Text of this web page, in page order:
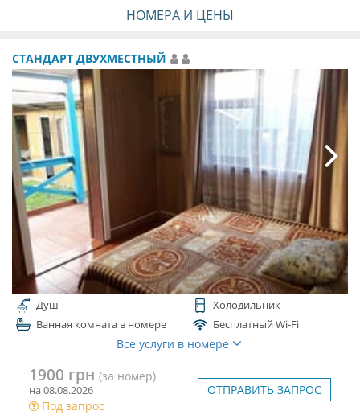
НОМЕРА И ЦЕНЫ
СТАНДАРТ ДВУХМЕСТНЫЙ
Душ
Холодильник
Ванная комната в номере
Бесплатный Wi-Fi
Все услуги в номере
1900 грн (за номер)
на 08.08.2026
Под запрос
ОТПРАВИТЬ ЗАПРОС